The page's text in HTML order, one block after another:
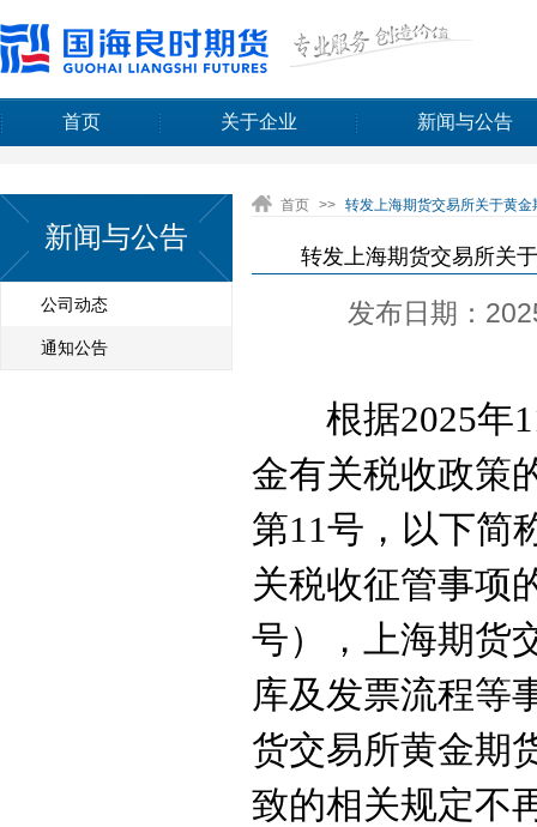
首页 关于企业 新闻与公告
新闻与公告
公司动态
通知公告
首页 >> 转发上海期货交易所关于黄
转发上海期货交易所关
发布日期：
根据2025年
金有关税收政策
第11号，以下简
关税收征管事项
号），上海期货
库及发票流程等
货交易所黄金期
致的相关规定不